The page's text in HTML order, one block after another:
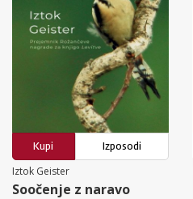
Kupi
Izposodi
Iztok Geister
Soočenje z naravo